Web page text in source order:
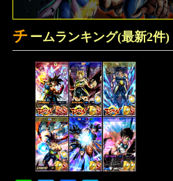
チ ームランキング(最新2件)